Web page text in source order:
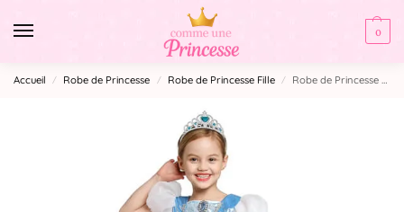
0
Accueil / Robe de Princesse / Robe de Princesse Fille / Robe de Princesse Conte de Fée